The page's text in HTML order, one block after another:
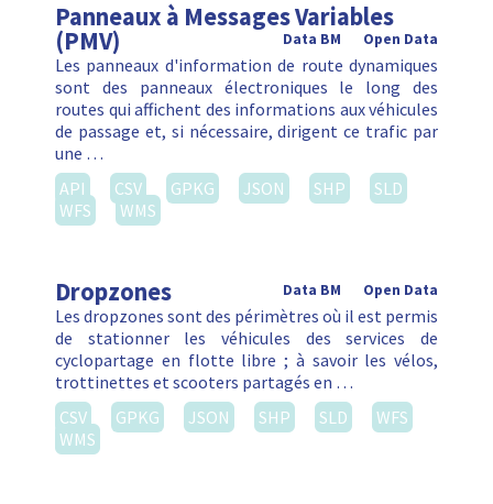
Panneaux à Messages Variables
(PMV) Open Data
Data BM
Les panneaux d'information de route dynamiques
sont des panneaux électroniques le long des
routes qui affichent des informations aux véhicules
de passage et, si nécessaire, dirigent ce trafic par
une …
API
CSV GPKG JSON SHP
SLD
WFS
WMS
Dropzones Open Data
Data BM
Les dropzones sont des périmètres où il est permis
de stationner les véhicules des services de
cyclopartage en flotte libre ; à savoir les vélos,
trottinettes et scooters partagés en …
CSV
GPKG JSON SHP SLD
WFS
WMS